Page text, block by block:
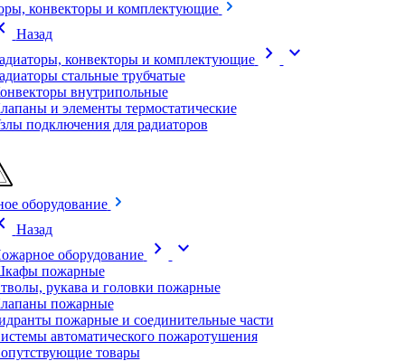
конвекторы и комплектующие
Назад
конвекторы и комплектующие
chevron_right expand_more
стальные трубчатые
внутрипольные
и элементы термостатические
подключения для радиаторов
оборудование
Назад
оборудование
chevron_right expand_more
пожарные
рукава и головки пожарные
пожарные
пожарные и соединительные части
автоматического пожаротушения
товары